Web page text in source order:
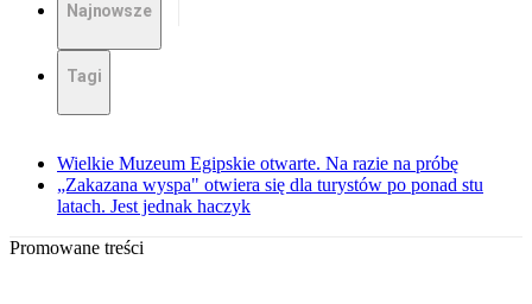
Najnowsze
Tagi
Wielkie Muzeum Egipskie otwarte. Na razie na próbę
„Zakazana wyspa" otwiera się dla turystów po ponad stu
latach. Jest jednak haczyk
Promowane treści